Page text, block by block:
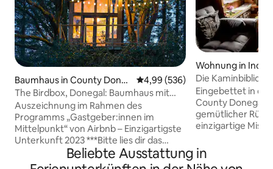
Baumhaus in County Done
gal
Durchschnittliche Bewertung:
4,99 (536)
The Birdbox, Donegal: Baumhaus mit
Blick auf Glenveagh
Auszeichnung im Rahmen des
Programms „Gastgeber:innen im
Mittelpunkt“ von Airbnb – Einzigartigste
Unterkunft 2023 ***Bitte lies dir das
Inseratsprofil vollständig durch, um die
Unterkunft vor der Buchung vollständig
Wohnung in Inch
Die
Eingebettet in
County Donegal
gemütlicher
einzigartige
bekannt für
ruhige Natur und
Beliebte Ausstattung in